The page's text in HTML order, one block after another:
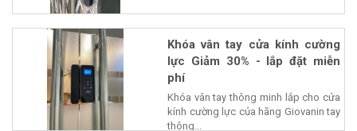
Khóa vân tay cửa kính cường
lực Giảm 30% - lắp đặt miễn
phí
Khóa vân tay thông minh lắp cho cửa
kính cường lực của hãng Giovanin tay
thông...